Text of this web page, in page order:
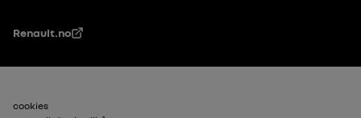
Renault.no
Bunntekst_2
cookies